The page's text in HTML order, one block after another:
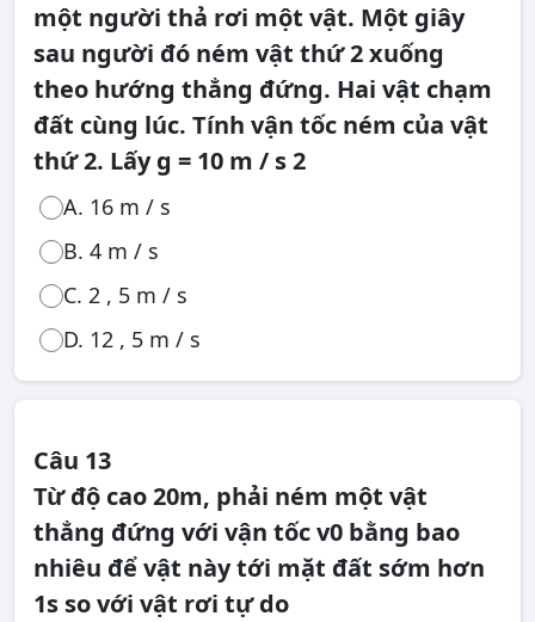
một người thả rơi một vật. Một giây
sau người đó ném vật thứ 2 xuống
theo hướng thẳng đứng. Hai vật chạm
đất cùng lúc. Tính vận tốc ném của vật
thứ 2. Lấy g = 10 m / s 2
A. 16 m / s
B. 4 m / s
C. 2 , 5 m / s
D. 12 , 5 m / s
Câu 13
Từ độ cao 20m, phải ném một vật
thẳng đứng với vận tốc v0 bằng bao
nhiêu để vật này tới mặt đất sớm hơn
1s so với vật rơi tự do